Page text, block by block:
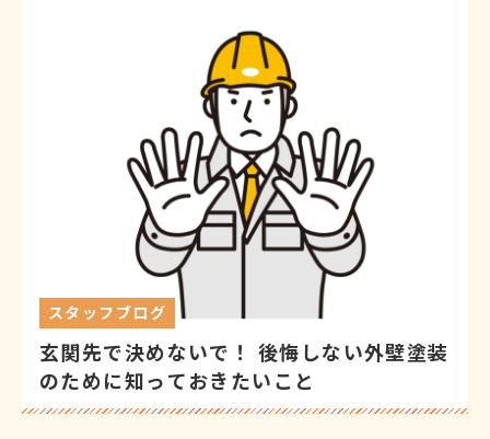
スタッフブログ
玄関先で決めないで！ 後悔しない外壁塗装
のために知っておきたいこと